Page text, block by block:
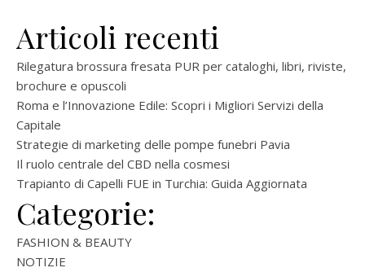
Articoli recenti
Rilegatura brossura fresata PUR per cataloghi, libri, riviste,
brochure e opuscoli
Roma e l’Innovazione Edile: Scopri i Migliori Servizi della
Capitale
Strategie di marketing delle pompe funebri Pavia
Il ruolo centrale del CBD nella cosmesi
Trapianto di Capelli FUE in Turchia: Guida Aggiornata
Categorie:
FASHION & BEAUTY
NOTIZIE